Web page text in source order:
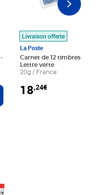
au panier
Livraison offerte
La Poste
Carnet de 12 timbres - Le
Lettre verte
20g / France
18,24€